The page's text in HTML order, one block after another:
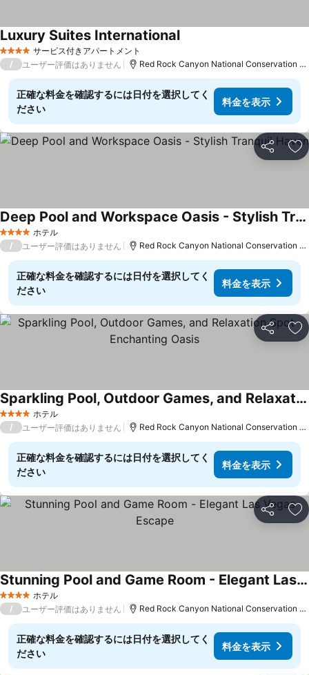
4 ホテルのランクサービス付きアパートメント
Luxury Suites International
/ ユーザー評価はありません Red Rock Canyon National Conservation Areaまで17.4 km
正確な料金を確認するには日付を選択してく
ださい
料金を表示
シェア お
4 ホテルのランク
ホテル
Deep Pool and Workspace Oasis - Stylish Tranquil Haven
/ ユーザー評価はありません Red Rock Canyon National Conservation Areaまで18.7 km
正確な料金を確認するには日付を選択してく
ださい
料金を表示
シェア お
4 ホテルのランク
ホテル
Sparkling Pool, Outdoor Games, and Relaxation Spot - Enchanting Oasis
/ ユーザー評価はありません Red Rock Canyon National Conservation Areaまで18.6 km
正確な料金を確認するには日付を選択してく
ださい
料金を表示
シェア お
4 ホテルのランク
ホテル
Stunning Pool and Game Room - Elegant Las Vegas Escape
/ ユーザー評価はありません Red Rock Canyon National Conservation Areaまで18.7 km
正確な料金を確認するには日付を選択してく
ださい
料金を表示